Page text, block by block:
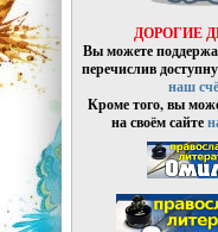
ДОРОГИЕ
Вы можете
перечислив
наш
Кроме того, вы
на своём сайте